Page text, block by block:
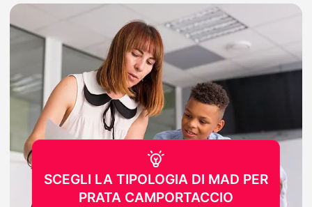
SCEGLI LA TIPOLOGIA DI MAD PER
PRATA CAMPORTACCIO